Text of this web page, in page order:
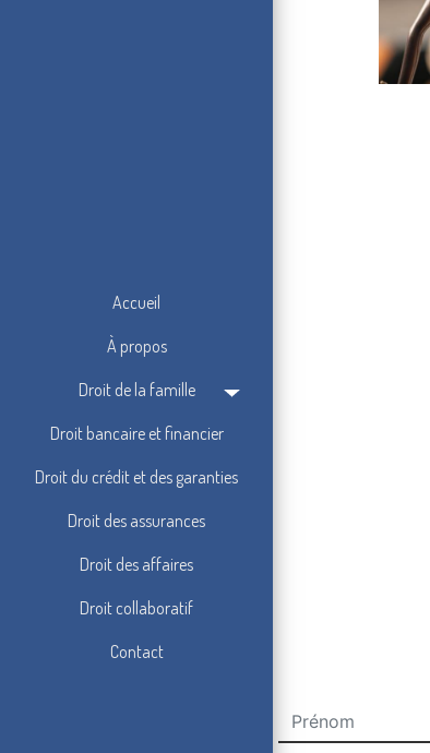
Accueil
À propos
Droit de la famille
Droit bancaire et financier
Droit du crédit et des garanties
Droit des assurances
Droit des affaires
Droit collaboratif
Contact